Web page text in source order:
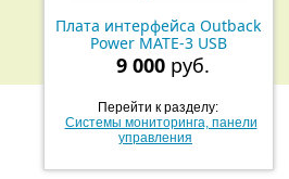
Плата интерфейса Outback
Power MATE-3 USB
9 000 руб.
Перейти к разделу:
Системы мониторинга, панели
управления